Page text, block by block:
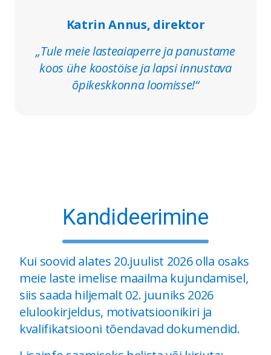
Katrin Annus, direktor
„Tule meie lasteaiaperre ja panustame
koos ühe koostöise ja lapsi innustava
õpikeskkonna loomisse!“
Kandideerimine
Kui soovid alates 20.juulist 2026 olla osaks
meie laste imelise maailma kujundamisel,
siis saada hiljemalt 02. juuniks 2026
elulookirjeldus, motivatsioonikiri ja
kvalifikatsiooni tõendavad dokumendid.